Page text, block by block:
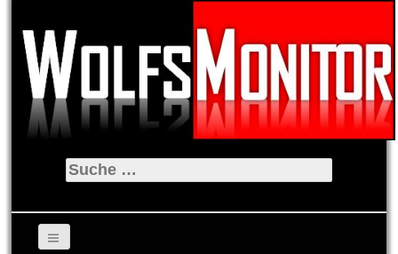
Suche
nach: